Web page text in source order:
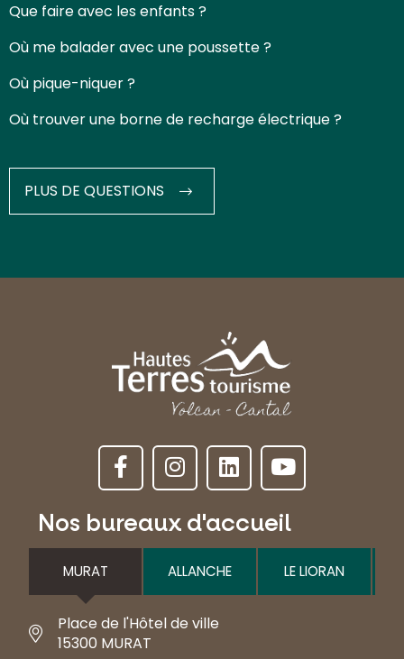
Que faire avec les enfants ?
Où me balader avec une poussette ?
Où pique-niquer ?
Où trouver une borne de recharge électrique ?
PLUS DE QUESTIONS
Nos bureaux d'accueil
MURAT ALLANCHE LE LIORAN
Place de l'Hôtel de ville
15300 MURAT